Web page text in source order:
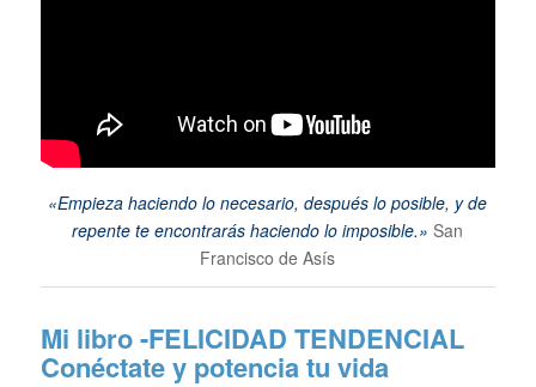
«Empieza haciendo lo necesario, después lo posible, y de
repente te encontrarás haciendo lo imposible.» San
Francisco de Asís
Mi libro -FELICIDAD TENDENCIAL
Conéctate y potencia tu vida